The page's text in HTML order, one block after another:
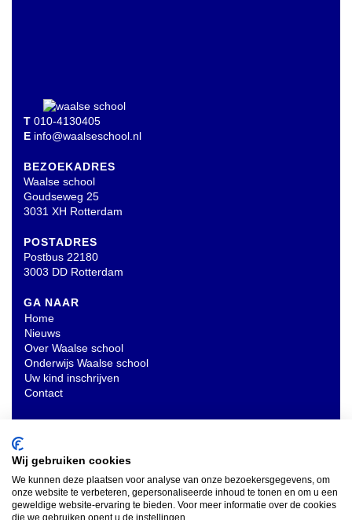
T 010-4130405
E info@waalseschool.nl
BEZOEKADRES
Waalse school
Goudseweg 25
3031 XH Rotterdam
POSTADRES
Postbus 22180
3003 DD Rotterdam
GA NAAR
Home
Nieuws
Over Waalse school
Onderwijs Waalse school
Uw kind inschrijven
Contact
INSCHRIJVEN NIEUWSBRIEF
Wij gebruiken cookies
We kunnen deze plaatsen voor analyse van onze bezoekersgegevens, om
onze website te verbeteren, gepersonaliseerde inhoud te tonen en om u een
geweldige website-ervaring te bieden. Voor meer informatie over de cookies
die we gebruiken opent u de instellingen.